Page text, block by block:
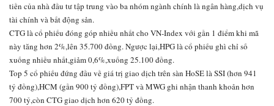
tiền của nhà đầu tư tập trung vào ba nhóm ngành chính là ngân hàng,dịch vụ
tài chính và bất động sản.
CTG là cổ phiếu đóng góp nhiều nhất cho VN-Index với gần 1 điểm khi mã
này tăng hơn 2%,lên 35.700 đồng. Ngược lại,HPG là cổ phiếu ghì chỉ số
xuống nhiều nhất,giảm 0,6%,xuống 25.100 đồng.
Top 5 cổ phiếu đứng đầu về giá trị giao dịch trên sàn HoSE là SSI (hơn 941
tỷ đồng),HCM (gần 900 tỷ đồng),FPT và MWG ghi nhận thanh khoản hơn
700 tỷ,còn CTG giao dịch hơn 620 tỷ đồng.